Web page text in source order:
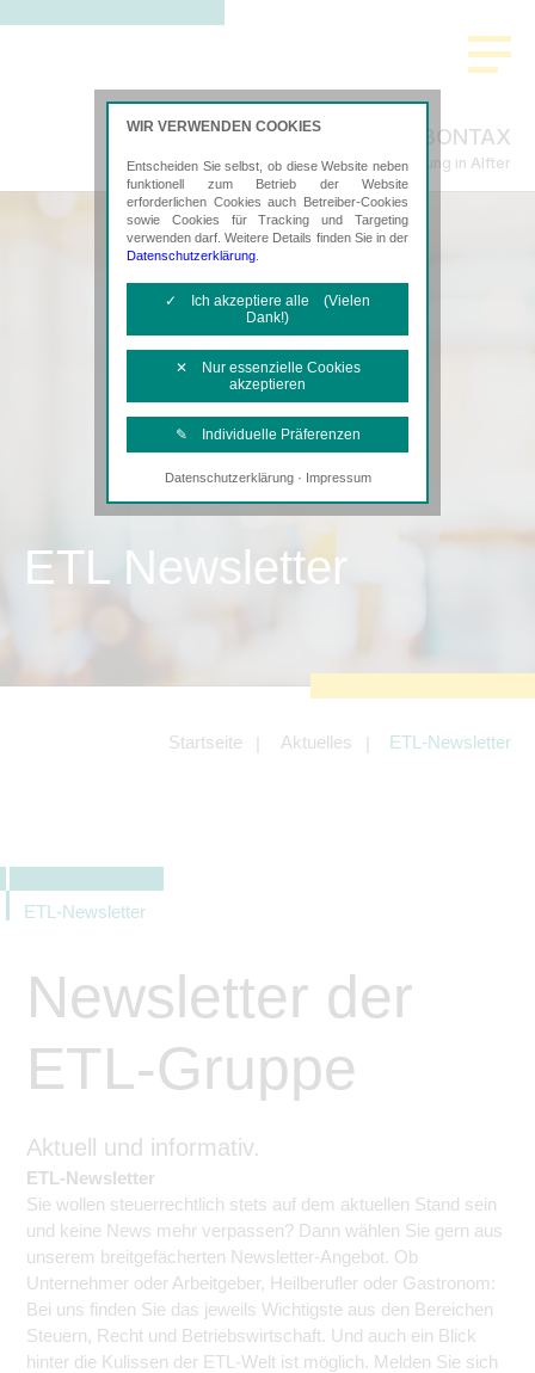
BONTAX
Steuerberatung in Alfter
ETL Newsletter
Startseite Aktuelles ETL-Newsletter
ETL-Newsletter
Newsletter der
ETL-Gruppe
Aktuell und informativ.
ETL-Newsletter
Sie wollen steuerrechtlich stets auf dem aktuellen Stand sein
und keine News mehr verpassen? Dann wählen Sie gern aus
unserem breitgefächerten Newsletter-Angebot. Ob
Unternehmer oder Arbeitgeber, Heilberufler oder Gastronom:
Bei uns finden Sie das jeweils Wichtigste aus den Bereichen
Steuern, Recht und Betriebswirtschaft. Und auch ein Blick
hinter die Kulissen der ETL-Welt ist möglich. Melden Sie sich
WIR VERWENDEN COOKIES
Entscheiden Sie selbst, ob diese Website neben
funktionell zum Betrieb der Website
erforderlichen Cookies auch Betreiber-Cookies
sowie Cookies für Tracking und Targeting
verwenden darf. Weitere Details finden Sie in der
Datenschutzerklärung
✓ Ich akzeptiere alle (Vielen
Dank!)
✕ Nur essenzielle Cookies
akzeptieren
✎ Individuelle Präferenzen
Notwendige Cookies
Diese Cookies sind erforderlich, um die
Tracking- und Targeting-Cookies
Angebotes einschließlich der
Angeboten von z.B. Facebook und
LinkedIn.
Datenschutzerklärung· Impressum